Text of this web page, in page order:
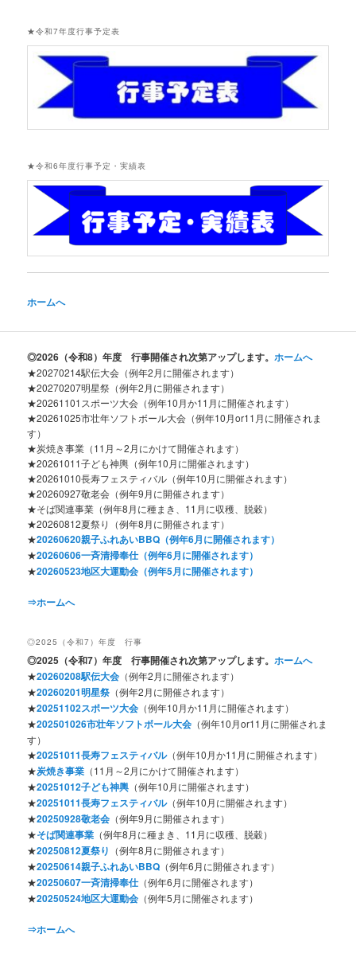
★令和7年度行事予定表
★令和6年度行事予定・実績表
ホームへ
◎2026 （令和8）年度 行事開催され次第アップします。ホームへ
★20270214駅伝大会（例年2月に開催されます）
★20270207明星祭（例年2月に開催されます）
★20261101スポーツ大会（例年10月か11月に開催されます）
★20261025市壮年ソフトボール大会（例年10月or11月に開催されま
す）
★炭焼き事業（11月～2月にかけて開催されます）
★20261011子ども神輿（例年10月に開催されます）
★20261010長寿フェスティバル（例年10月に開催されます）
★20260927敬老会（例年9月に開催されます）
★そば関連事業（例年8月に種まき、11月に収穫、脱穀）
★20260812夏祭り（例年8月に開催されます）
★20260620親子ふれあいBBQ（例年6月に開催されます）
★20260606一斉清掃奉仕（例年6月に開催されます）
★20260523地区大運動会（例年5月に開催されます）
⇒ホームへ
◎2025（令和7）年度 行事
◎2025 （令和7）年度 行事開催され次第アップします。ホームへ
★20260208駅伝大会 （例年2月に開催されます）
★20260201明星祭 （例年2月に開催されます）
★20251102スポーツ大会 （例年10月か11月に開催されます）
★202501026市壮年ソフトボール大会 （例年10月or11月に開催されま
す）
★20251011長寿フェスティバル（例年10月か11月に開催されます）
★炭焼き事業 （11月～2月にかけて開催されます）
★20251012子ども神輿 （例年10月に開催されます）
★20251011長寿フェスティバル（例年10月に開催されます）
★20250928敬老会 （例年9月に開催されます）
★そば関連事業 （例年8月に種まき、11月に収穫、脱穀）
★20250812夏祭り （例年8月に開催されます）
★20250614親子ふれあいBBQ （例年6月に開催されます）
★20250607一斉清掃奉仕（例年6月に開催されます）
★20250524地区大運動会 （例年5月に開催されます）
⇒ホームへ